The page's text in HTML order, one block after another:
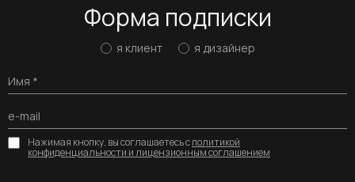
Форма подписки
я клиент я дизайнер
Нажимая кнопку, вы соглашаетесь сполитикой
конфиденциальности и лицензионным соглашением